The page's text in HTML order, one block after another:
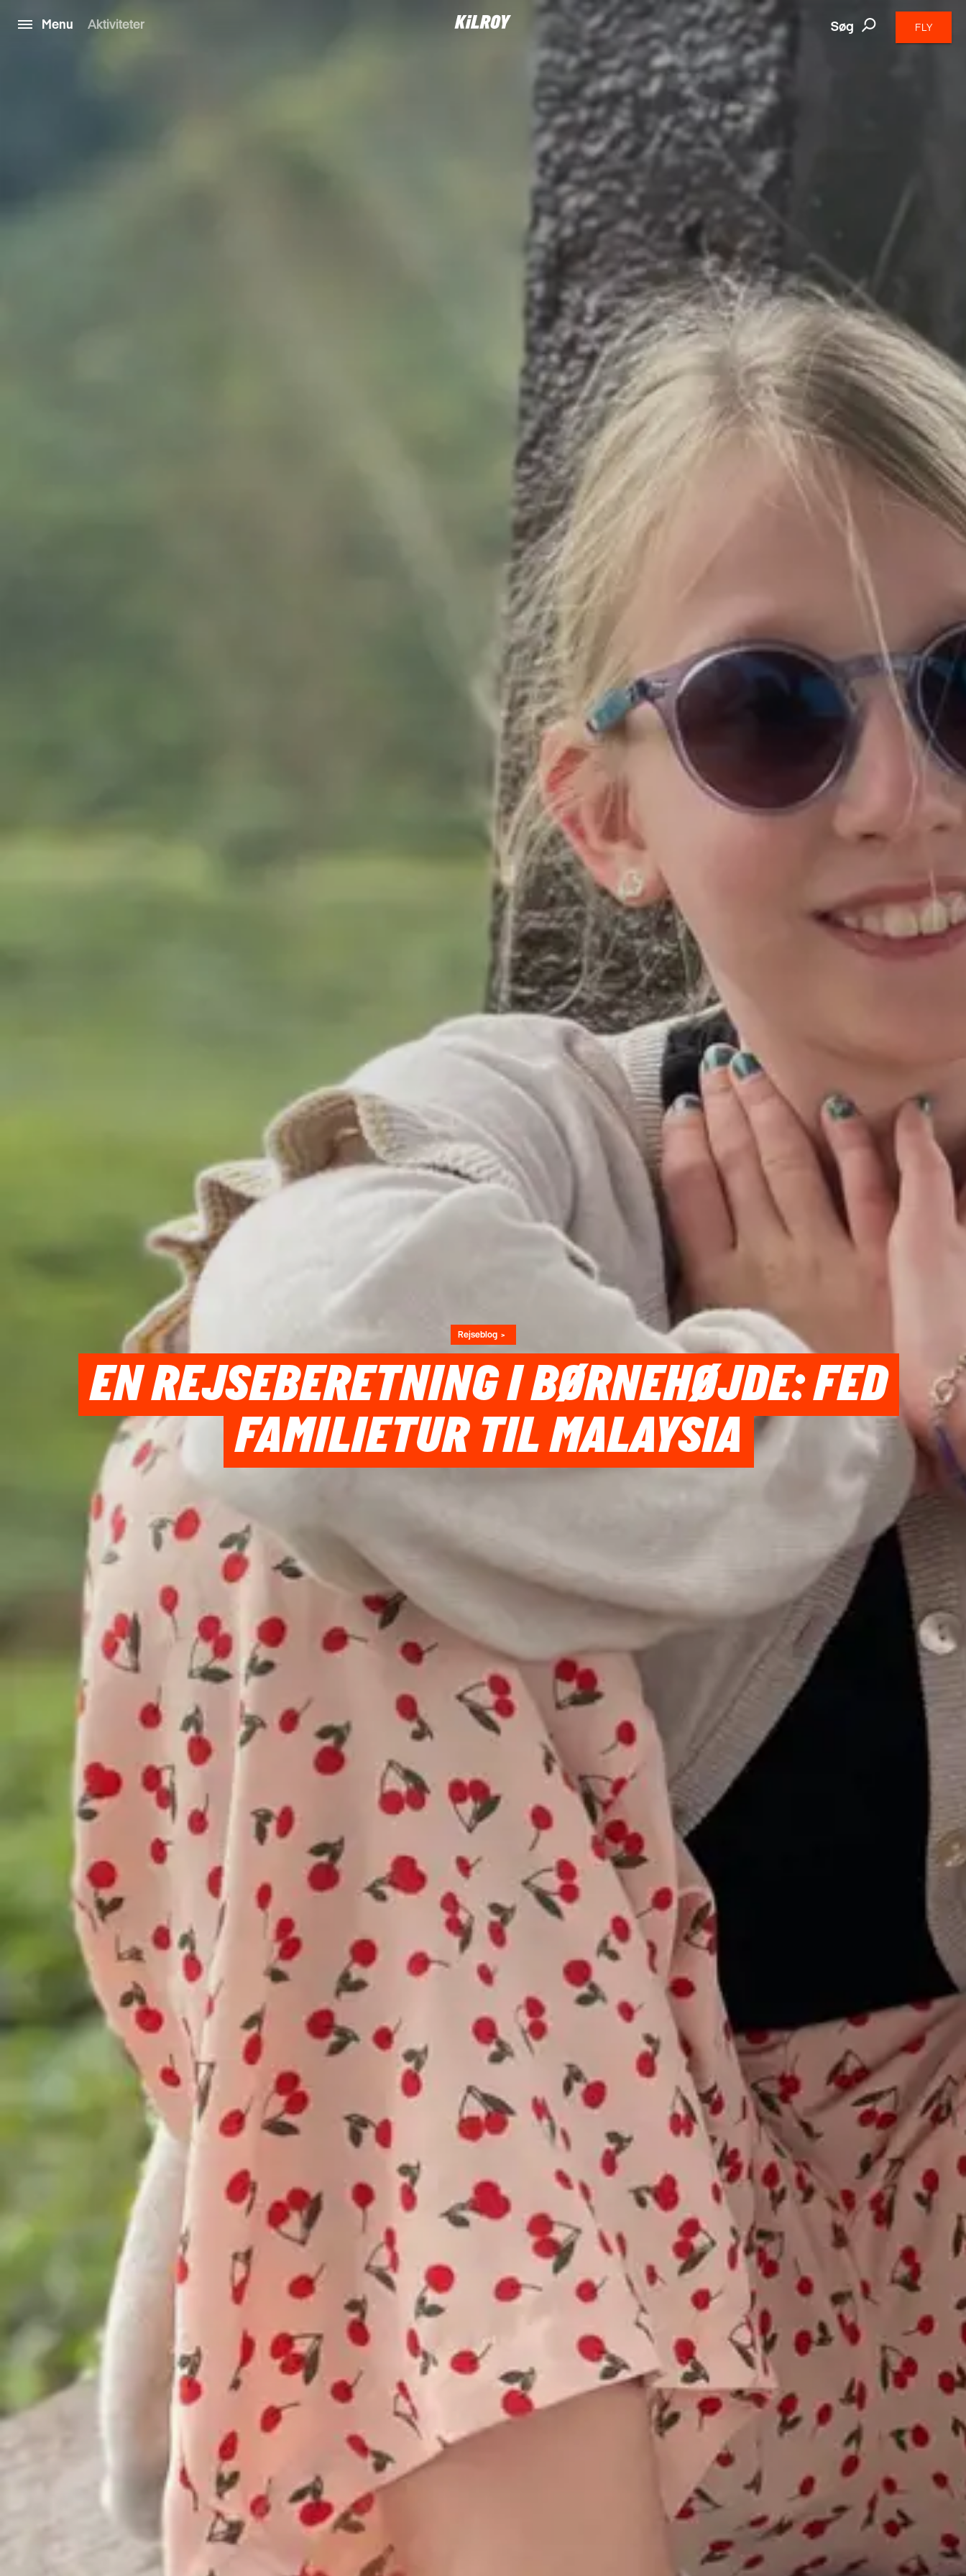
Menu Aktiviteter Søg FLY
Rejseblog
EN REJSEBERETNING I BØRNEHØJDE: FED
FAMILIETUR TIL MALAYSIA